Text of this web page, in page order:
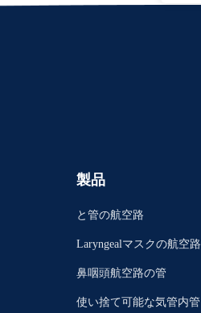
製品
と管の航空路
Laryngealマスクの航空路
鼻咽頭航空路の管
使い捨て可能な気管内管